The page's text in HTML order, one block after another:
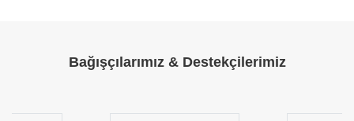
Bağışçılarımız & Destekçilerimiz